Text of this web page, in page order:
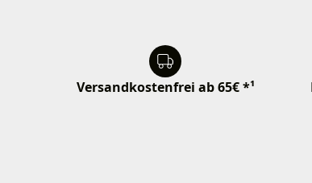
Versandkostenfrei ab 65€ *¹